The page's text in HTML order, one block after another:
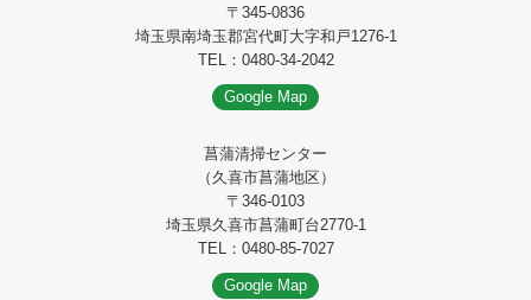
〒345-0836
埼玉県南埼玉郡宮代町大字和戸1276-1
TEL：0480-34-2042
Google Map
菖蒲清掃センター
（久喜市菖蒲地区）
〒346-0103
埼玉県久喜市菖蒲町台2770-1
TEL：0480-85-7027
Google Map